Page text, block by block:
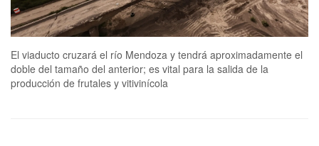
El viaducto cruzará el río Mendoza y tendrá aproximadamente el
doble del tamaño del anterior; es vital para la salida de la
producción de frutales y vitivinícola